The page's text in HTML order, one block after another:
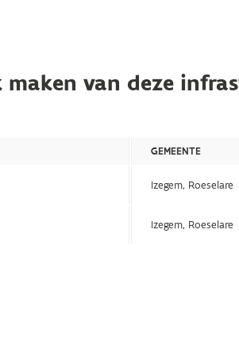
maken van deze
GEMEENTE
Izegem, Roeselare
Izegem, Roeselare